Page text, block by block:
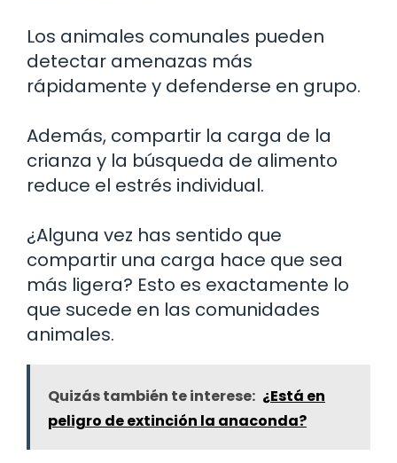
Los animales comunales pueden
detectar amenazas más
rápidamente y defenderse en grupo.
Además, compartir la carga de la
crianza y la búsqueda de alimento
reduce el estrés individual.
¿Alguna vez has sentido que
compartir una carga hace que sea
más ligera? Esto es exactamente lo
que sucede en las comunidades
animales.
Quizás también te interese: ¿Está en
peligro de extinción la anaconda?